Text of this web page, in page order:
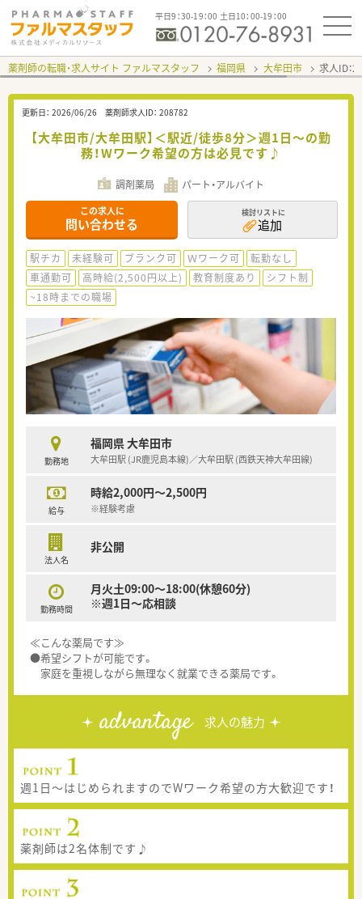
平日9：30-19：00 土日10：00-19：00
薬剤師の転職・求人サイト ファルマスタッフ 福岡県 大牟田市 求人ID：
更新日： 2026/06/26 薬剤師求人ID： 208782
【大牟田市/大牟田駅】＜駅近/徒歩8分＞週1日～の勤
務！Wワーク希望の方は必見です♪
調剤薬局 パート・アルバイト
この求人に
問い合わせる
検討リストに
追加
駅チカ 未経験可 ブランク可 Ｗワーク可
転勤なし
車通勤可
高時給(2,500円以上) 教育制度あり
シフト制
~18時までの職場
勤務地
福岡県 大牟田市
大牟田駅 (JR鹿児島本線)／大牟田駅 (西鉄天神大牟田線)
給与
時給2,000円～2,500円
※経験考慮
法人名
非公開
勤務時間
月火土09:00～18:00(休憩60分)
※週1日～応相談
≪こんな薬局です≫
●希望シフトが可能です。
家庭を重視しながら無理なく就業できる薬局です。
advantage 求人の魅力
週1日～はじめられますのでWワーク希望の方大歓迎です！
薬剤師は2名体制です♪